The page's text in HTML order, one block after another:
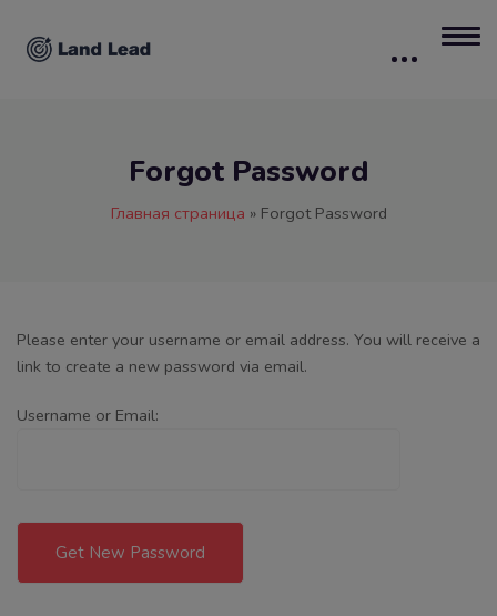
Forgot Password
Главная страница » Forgot Password
Please enter your username or email address. You will receive a
link to create a new password via email.
Username or Email: